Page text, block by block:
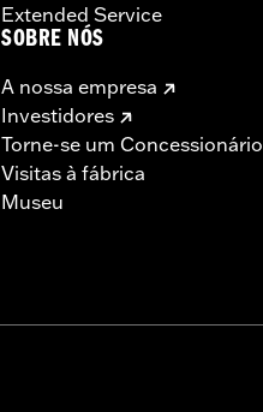
Extended Service
SOBRE NÓS
A nossa empresa
Investidores
Torne-se um Concessionário
Visitas à fábrica
Museu